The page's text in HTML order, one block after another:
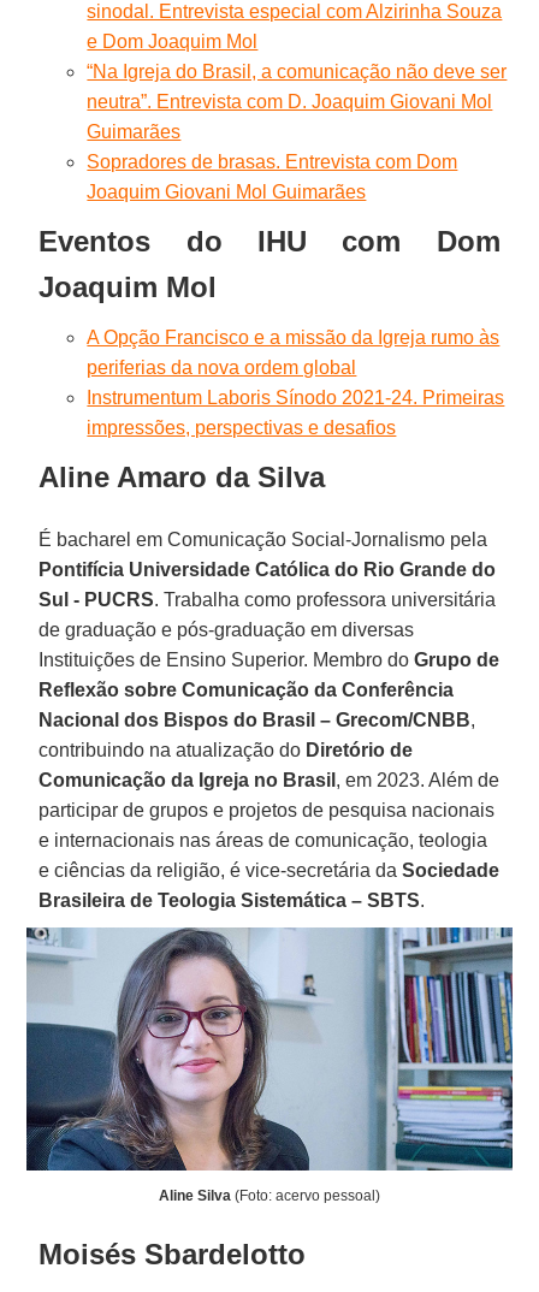
sinodal. Entrevista especial com Alzirinha Souza
e Dom Joaquim Mol
“Na Igreja do Brasil, a comunicação não deve ser
neutra”. Entrevista com D. Joaquim Giovani Mol
Guimarães
Sopradores de brasas. Entrevista com Dom
Joaquim Giovani Mol Guimarães
Eventos do IHU com Dom
Joaquim Mol
A Opção Francisco e a missão da Igreja rumo às
periferias da nova ordem global
Instrumentum Laboris Sínodo 2021-24. Primeiras
impressões, perspectivas e desafios
Aline Amaro da Silva
É bacharel em Comunicação Social-Jornalismo pela
Pontifícia Universidade Católica do Rio Grande do
Sul - PUCRS. Trabalha como professora universitária
de graduação e pós-graduação em diversas
Instituições de Ensino Superior. Membro doGrupo de
Reflexão sobre Comunicação da Conferência
Nacional dos Bispos do Brasil – Grecom/CNBB,
contribuindo na atualização do Diretório de
Comunicação da Igreja no Brasil , em 2023. Além de
participar de grupos e projetos de pesquisa nacionais
e internacionais nas áreas de comunicação, teologia
e ciências da religião, é vice-secretária daSociedade
Brasileira de Teologia Sistemática – SBTS.
Aline Silva (Foto: acervo pessoal)
Moisés Sbardelotto